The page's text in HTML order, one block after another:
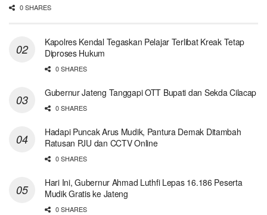
0 SHARES
Kapolres Kendal Tegaskan Pelajar Terlibat Kreak Tetap
Diproses Hukum
0 SHARES
Gubernur Jateng Tanggapi OTT Bupati dan Sekda Cilacap
0 SHARES
Hadapi Puncak Arus Mudik, Pantura Demak Ditambah
Ratusan PJU dan CCTV Online
0 SHARES
Hari Ini, Gubernur Ahmad Luthfi Lepas 16.186 Peserta
Mudik Gratis ke Jateng
0 SHARES